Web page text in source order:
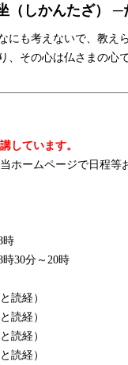
しかんたざ） ─
も考えないで、教え
その心は仏さまの心
しています。
ホームページで日程
20時
読経）
経）
経）
経）